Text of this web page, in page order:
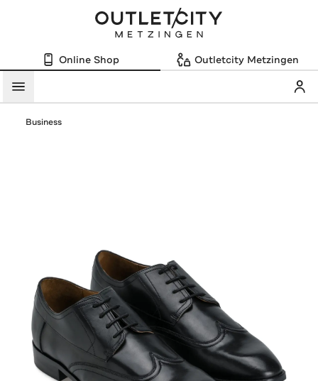
Online Shop Outletcity Metzingen
Menü
Business